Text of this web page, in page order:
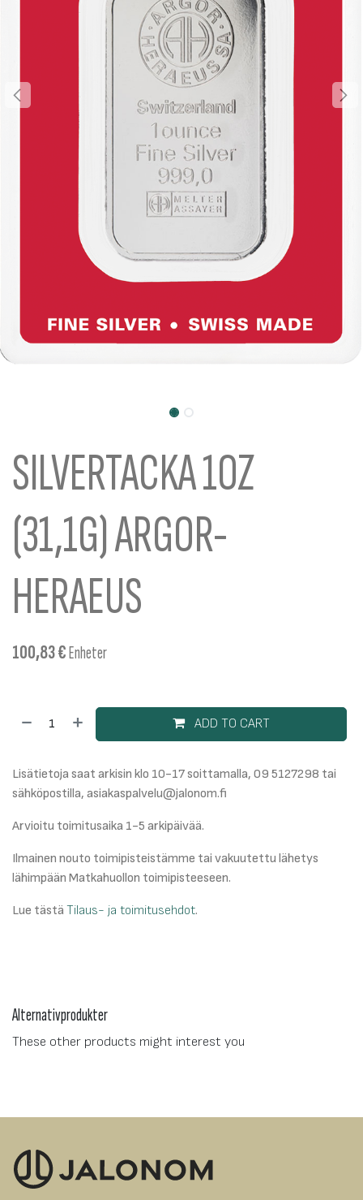
SILVERTACKA 1OZ
(31,1G) ARGOR-
HERAEUS
100,83€Enheter
ADD TO CART
Lisätietoja saat arkisin klo 10-17 soittamalla, 09 5127298 tai
sähköpostilla, asiakaspalvelu@jalonom.fi
Arvioitu toimitusaika 1-5 arkipäivää.
Ilmainen nouto toimipisteistämme tai vakuutettu lähetys
lähimpään Matkahuollon toimipisteeseen.
Lue tästä Tilaus- ja toimitusehdot.
Alternativprodukter
These other products might interest you